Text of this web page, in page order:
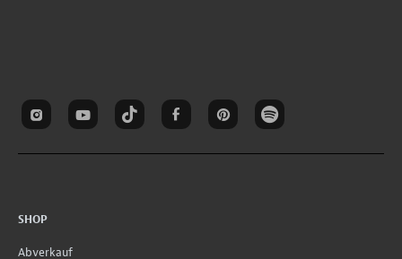
SHOP
Abverkauf